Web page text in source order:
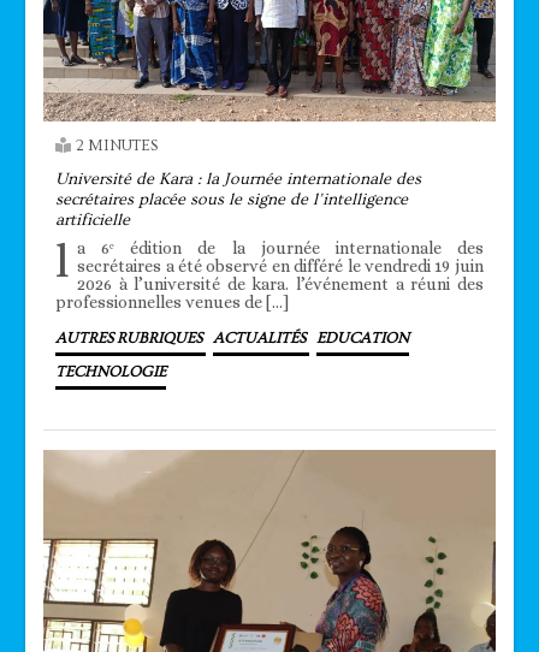
2 MINUTES
Université de Kara : la Journée internationale des
secrétaires placée sous le signe de l’intelligence
artificielle
l a 6ᵉ édition de la journée internationale des
secrétaires a été observé en différé le vendredi 19 juin
2026 à l’université de kara. l’événement a réuni des
professionnelles venues de […]
AUTRES RUBRIQUES ACTUALITÉS EDUCATION
TECHNOLOGIE